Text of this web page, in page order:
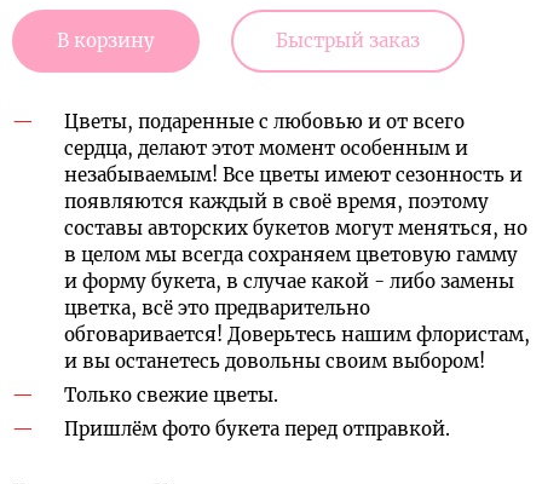
В корзину Быстрый заказ
Цветы, подаренные с любовью и от всего
сердца, делают этот момент особенным и
незабываемым! Все цветы имеют сезонность и
появляются каждый в своё время, поэтому
составы авторских букетов могут меняться, но
в целом мы всегда сохраняем цветовую гамму
и форму букета, в случае какой - либо замены
цветка, всё это предварительно
обговаривается! Доверьтесь нашим флористам,
и вы останетесь довольны своим выбором!
Только свежие цветы.
Пришлём фото букета перед отправкой.